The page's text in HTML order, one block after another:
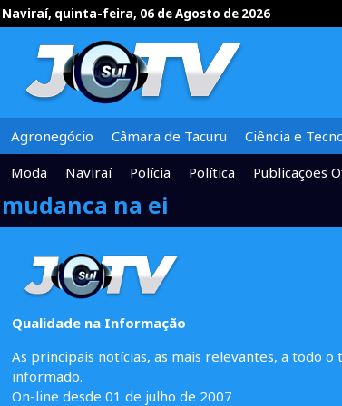
Naviraí, quinta-feira, 06 de Agosto de 2026
Agronegócio Câmara de Tacuru Ciência e
Moda
Naviraí Polícia Política Publicações
mudanca na ei
Qualidade na Informação
As principais notícias, as mais relevantes, a todo
informado.
On-line desde 01 de julho de 2007